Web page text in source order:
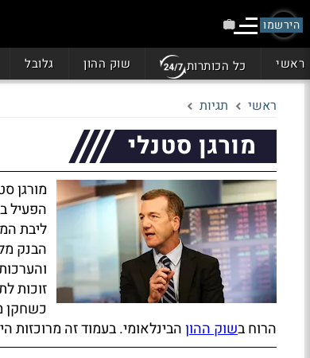
הירשמו
ראשי כל הכותרות שוק ההון גלובל
ראשי תגיות
מורגן סטנלי
מורגן
הפעיל
ליבת
הבנק
זוכות
כשחקן
הרוח בשוק ההוןהבינלאומי. בעמוד זה מרוכזות